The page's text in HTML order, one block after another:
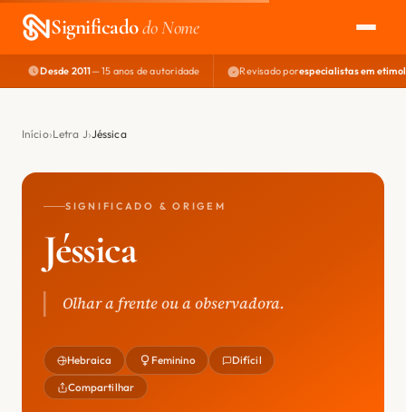
Significadodo Nome
EXPLORAR
NOME PERFEITO
Desde 2011— 15 anos de autoridade Revisado porespecialistas em
Início Letra J Jéssica
SIGNIFICADO & ORIGEM
Jéssica
Olhar a frente ou a observadora.
Hebraica Feminino Difícil
Compartilhar